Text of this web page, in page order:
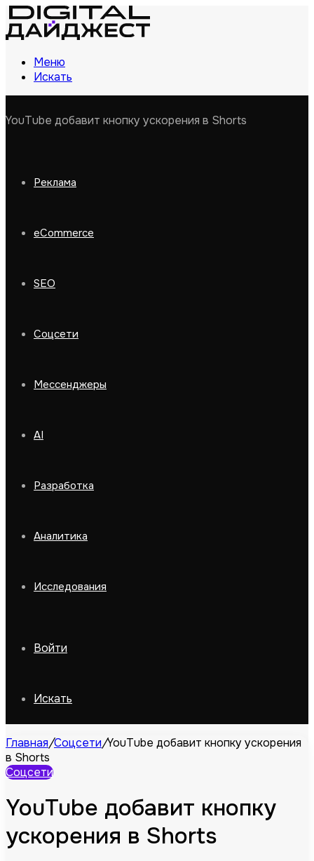
Меню
Искать
YouTube добавит кнопку ускорения в Shorts
Реклама
eCommerce
SEO
Соцсети
Мессенджеры
AI
Разработка
Аналитика
Исследования
Войти
Искать
Главная/Соцсети/YouTube добавит кнопку ускорения
в Shorts
Соцсети
YouTube добавит кнопку
ускорения в Shorts